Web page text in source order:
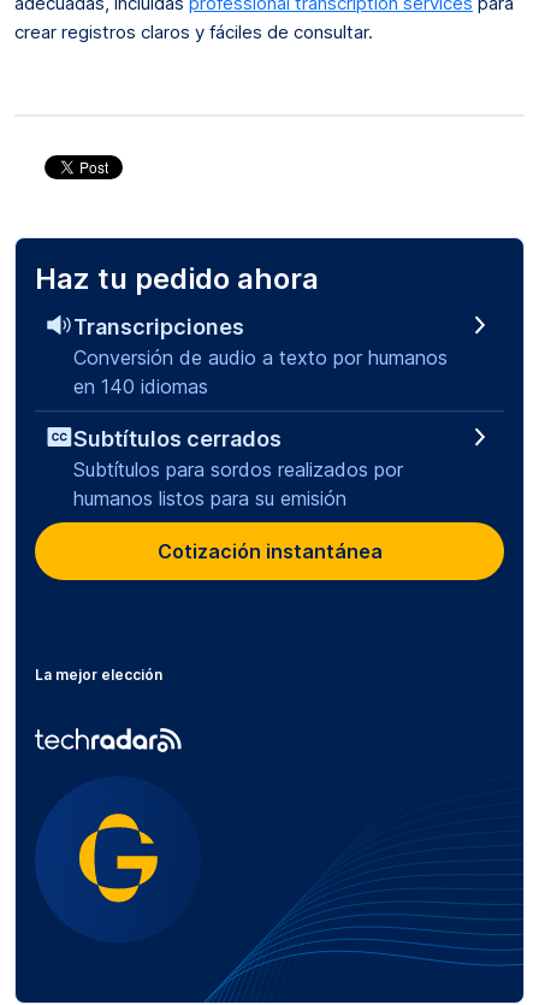
crear registros claros y fáciles de consultar.
Haz tu pedido ahora
Transcripciones
Conversión de audio a texto por humanos
en 140 idiomas
Subtítulos cerrados
Subtítulos para sordos realizados por
humanos listos para su emisión
Cotización instantánea
La mejor elección